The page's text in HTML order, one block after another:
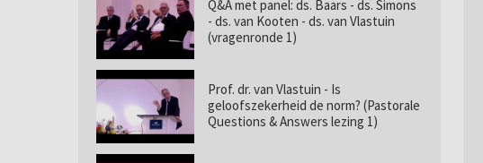
Q&A met panel: ds. Baars - ds. Simons
- ds. van Kooten - ds. van Vlastuin
(vragenronde 1)
Prof. dr. van Vlastuin - Is
geloofszekerheid de norm? (Pastorale
Questions & Answers lezing 1)